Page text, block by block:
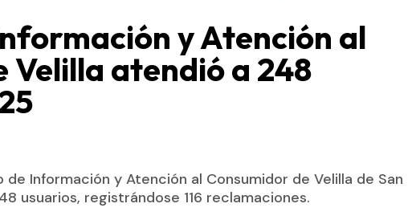
y Atención al
Velilla atendió a 248
Información y Atención al Consumidor de Velilla de San
usuarios, registrándose 116 reclamaciones.